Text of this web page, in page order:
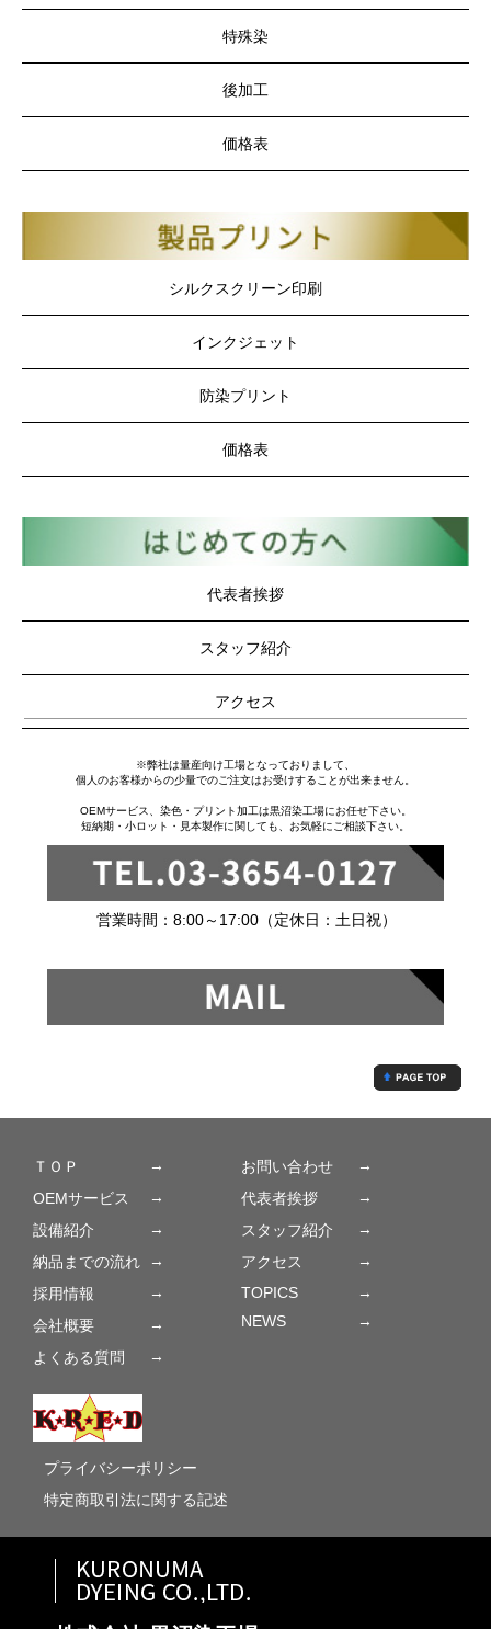
※弊社は量産向け工場となっておりまして、
個人のお客様からの少量でのご注文はお受けすることが出来ません。
OEMサービス、染色・プリント加工は黒沼染工場にお任せ下さい。
短納期・小ロット・見本製作に関しても、お気軽にご相談下さい。
営業時間：8:00～17:00（定休日：土日祝）
特殊染
後加工
価格表
シルクスクリーン印刷
インクジェット
防染プリント
価格表
代表者挨拶
スタッフ紹介
アクセス
ＴＯＰ
→
OEMサービス
→
設備紹介
→
納品までの流れ
→
採用情報
→
会社概要
→
よくある質問
→
お問い合わせ
→
代表者挨拶
→
スタッフ紹介
→
アクセス
→
TOPICS
→
NEWS
→
プライバシーポリシー
特定商取引法に関する記述